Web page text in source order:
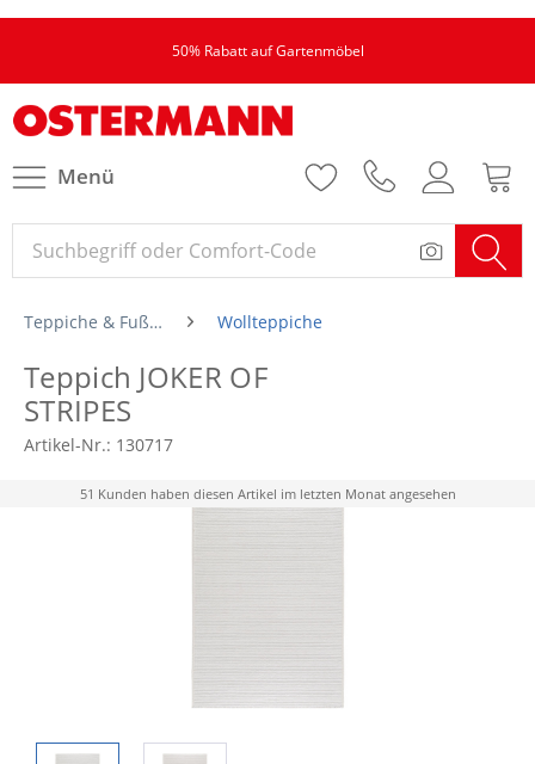
50% Rabatt auf Gartenmöbel
Menü
Teppiche & Fußmatten Wollteppiche
Teppich JOKER OF
STRIPES
Artikel-Nr.: 130717
51 Kunden haben diesen Artikel im letzten Monat angesehen